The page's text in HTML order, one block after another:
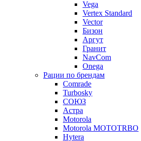
Vega
Vertex Standard
Vector
Бизон
Аргут
Гранит
NavCom
Onega
Рации по брендам
Comrade
Turbosky
СОЮЗ
Астра
Motorola
Motorola MOTOTRBO
Hytera